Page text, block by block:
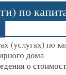
по
(услугах) по
дома
о